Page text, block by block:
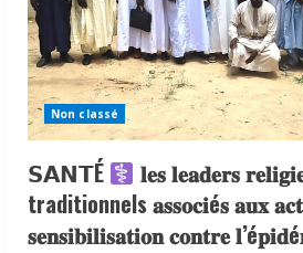
Non classé
𝗦𝗔𝗡𝗧É
𝐥𝐞𝐬 𝐥𝐞𝐚𝐝𝐞𝐫𝐬
traditionnels 𝐚𝐬𝐬𝐨𝐜𝐢é𝐬 𝐚𝐮𝐱
𝐬𝐞𝐧𝐬𝐢𝐛𝐢𝐥𝐢𝐬𝐚𝐭𝐢𝐨𝐧 𝐜𝐨𝐧𝐭𝐫𝐞